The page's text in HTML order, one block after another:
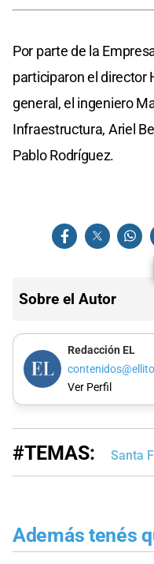
Por parte de la
participaron el director
general, el ingeniero
Infraestructura, Ariel
Pablo Rodríguez.
Sobre el Autor
Redacción EL
Ver Perfil
#TEMAS: Santa
Además tenés